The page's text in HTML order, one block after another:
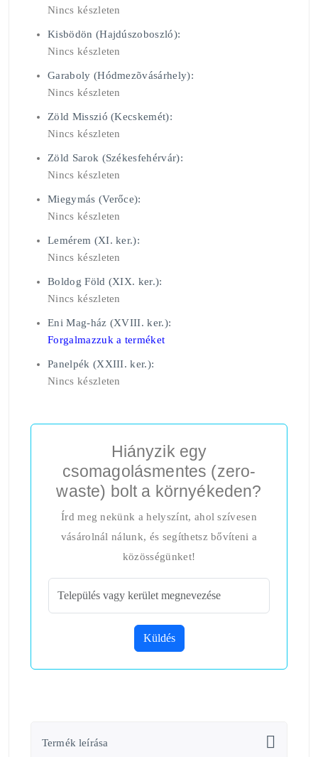
Nincs készleten
Kisbödön (Hajdúszoboszló):
Nincs készleten
Garaboly (Hódmezõvásárhely):
Nincs készleten
Zöld Misszió (Kecskemét):
Nincs készleten
Zöld Sarok (Székesfehérvár):
Nincs készleten
Miegymás (Verőce):
Nincs készleten
Lemérem (XI. ker.):
Nincs készleten
Boldog Föld (XIX. ker.):
Nincs készleten
Eni Mag-ház (XVIII. ker.):
Forgalmazzuk a terméket
Panelpék (XXIII. ker.):
Nincs készleten
Hiányzik egy
csomagolásmentes (zero-
waste) bolt a környékeden?
Írd meg nekünk a helyszínt, ahol szívesen
vásárolnál nálunk, és segíthetsz bővíteni a
közösségünket!
Küldés
Termék leírása